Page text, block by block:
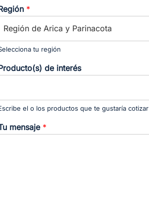
*
tu región
de interés
el o los productos que te gustaría cotizar
mensaje *